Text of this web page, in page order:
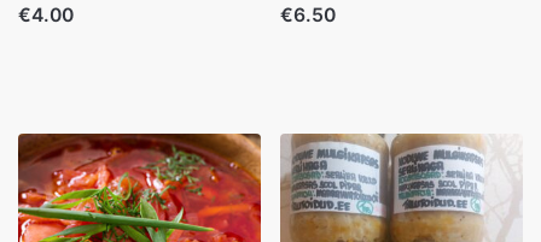
€4.00 €6.50